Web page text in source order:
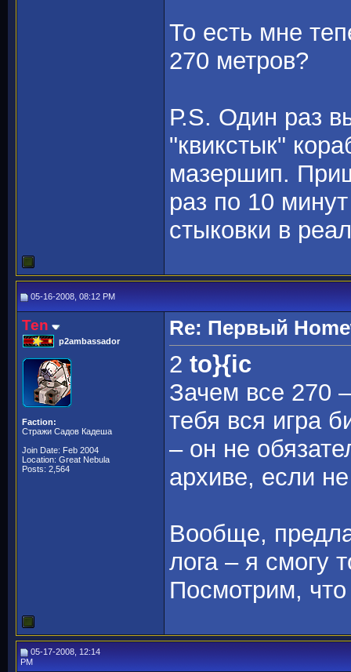
То есть мне
270 метров?
Р.S. Один раз
"квикстык"
мазершип.
раз по 10
стыковки в
05-16-2008, 08:12 PM
Ten
p2ambassador
Faction:
Стражи Садов Кадеша
Join Date: Feb 2004
Location: Great Nebula
Posts: 2,564
Re: Первый
2 to}{ic
Зачем все 270
тебя вся игра
– он не
архиве, если
Вообще,
лога – я смогу
Посмотрим,
05-17-2008, 12:14
PM